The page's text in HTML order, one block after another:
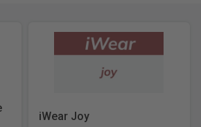
iWear Joy